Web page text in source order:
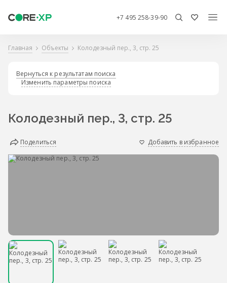
+7 495 258-39-90
Главная Объекты Колодезный пер., 3, стр. 25
Вернуться к результатам поиска
Изменить параметры поиска
Колодезный пер., 3, стр. 25
Поделиться Добавить в избранное